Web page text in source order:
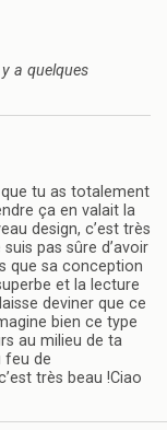
a quelques
tu as totalement
ça en valait la
design, c’est très
pas sûre d’avoir
que sa conception
et la lecture
deviner que ce
bien ce type
au milieu de ta
feu de
très beau !Ciao